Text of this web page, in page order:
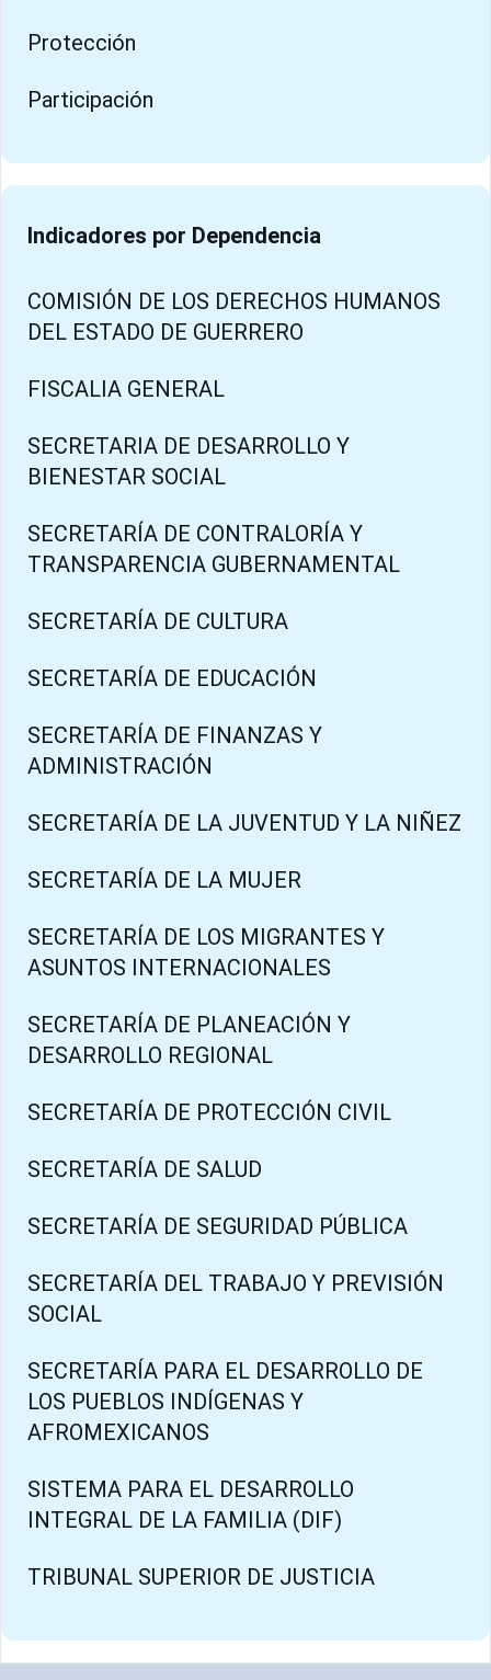
Protección
Participación
Indicadores por Dependencia
COMISIÓN DE LOS DERECHOS HUMANOS
DEL ESTADO DE GUERRERO
FISCALIA GENERAL
SECRETARIA DE DESARROLLO Y
BIENESTAR SOCIAL
SECRETARÍA DE CONTRALORÍA Y
TRANSPARENCIA GUBERNAMENTAL
SECRETARÍA DE CULTURA
SECRETARÍA DE EDUCACIÓN
SECRETARÍA DE FINANZAS Y
ADMINISTRACIÓN
SECRETARÍA DE LA JUVENTUD Y LA NIÑEZ
SECRETARÍA DE LA MUJER
SECRETARÍA DE LOS MIGRANTES Y
ASUNTOS INTERNACIONALES
SECRETARÍA DE PLANEACIÓN Y
DESARROLLO REGIONAL
SECRETARÍA DE PROTECCIÓN CIVIL
SECRETARÍA DE SALUD
SECRETARÍA DE SEGURIDAD PÚBLICA
SECRETARÍA DEL TRABAJO Y PREVISIÓN
SOCIAL
SECRETARÍA PARA EL DESARROLLO DE
LOS PUEBLOS INDÍGENAS Y
AFROMEXICANOS
SISTEMA PARA EL DESARROLLO
INTEGRAL DE LA FAMILIA (DIF)
TRIBUNAL SUPERIOR DE JUSTICIA